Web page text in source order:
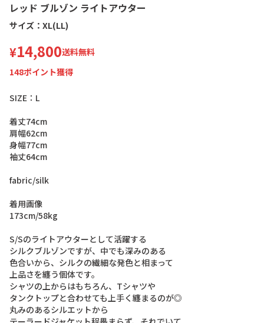
レッド ブルゾン ライトアウター
サイズ： XL(LL)
¥14,800送料無料
148ポイント獲得
SIZE ： L
着丈74cm
肩幅62cm
身幅77cm
袖丈64cm
fabric/silk
着用画像
173cm/58kg
S/Sのライ トアウターと して活躍する
シルクブルゾンですが、 中でも深みのある
色合いから、 シルクの繊細な発色と相まって
上品さを纏う個体です。
シャツの上からはもちろん、 Tシャツや
タンク ト ップと合わせても上手く 纏まるのが◎
丸みのあるシルエッ トから